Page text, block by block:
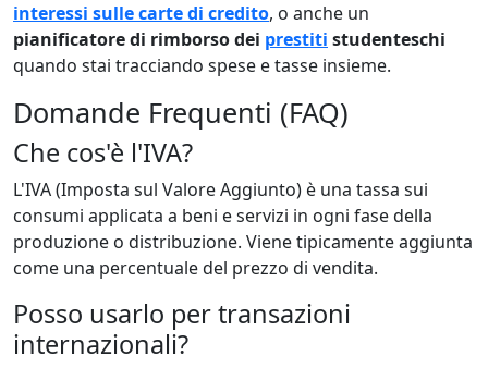
interessi sulle carte di credito, o anche un
pianificatore di rimborso dei prestiti studenteschi
quando stai tracciando spese e tasse insieme.
Domande Frequenti (FAQ)
Che cos'è l'IVA?
L'IVA (Imposta sul Valore Aggiunto) è una tassa sui
consumi applicata a beni e servizi in ogni fase della
produzione o distribuzione. Viene tipicamente aggiunta
come una percentuale del prezzo di vendita.
Posso usarlo per transazioni
internazionali?